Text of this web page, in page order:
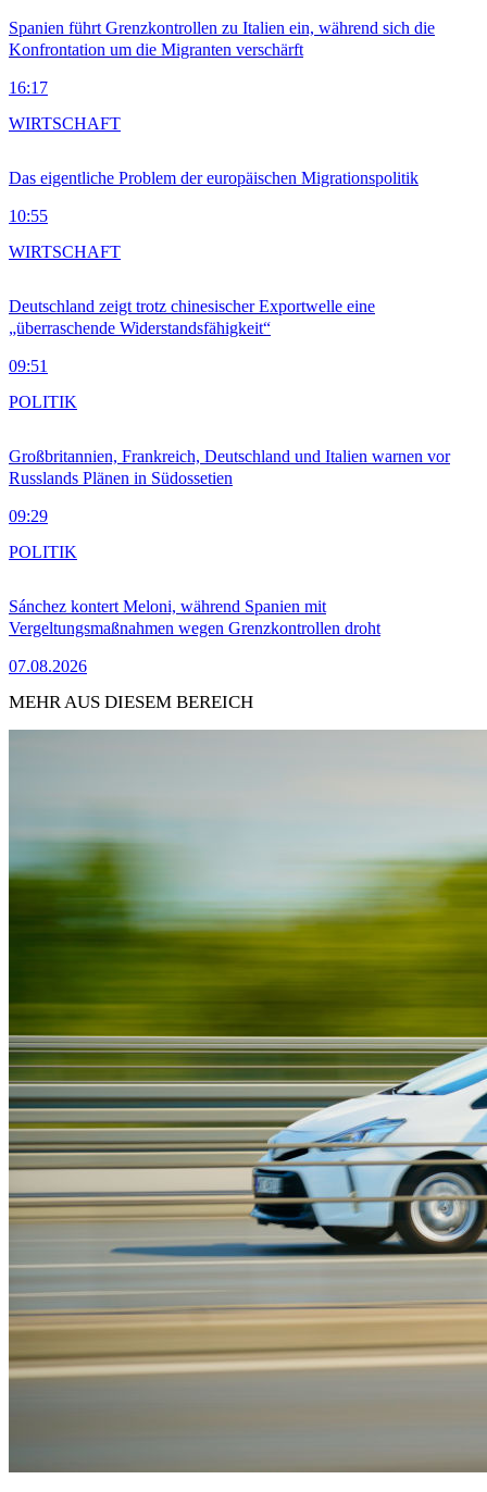
Spanien führt Grenzkontrollen zu Italien ein, während sich die
Konfrontation um die Migranten verschärft
16:17
Das eigentliche Problem der europäischen Migrationspolitik
10:55
WIRTSCHAFT
Deutschland zeigt trotz chinesischer Exportwelle eine
„überraschende Widerstandsfähigkeit“
09:51
WIRTSCHAFT
Großbritannien, Frankreich, Deutschland und Italien warnen vor
Russlands Plänen in Südossetien
09:29
POLITIK
Sánchez kontert Meloni, während Spanien mit
Vergeltungsmaßnahmen wegen Grenzkontrollen droht
07.08.2026
POLITIK
MEHR AUS DIESEM BEREICH